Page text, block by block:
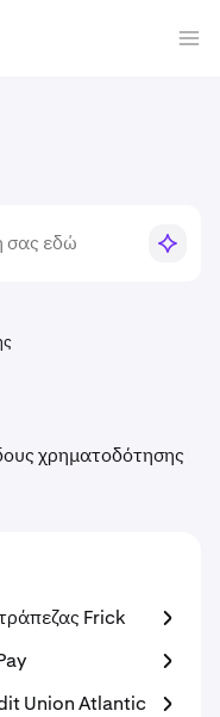
χρηματοδότησης
Frick
Union Atlantic